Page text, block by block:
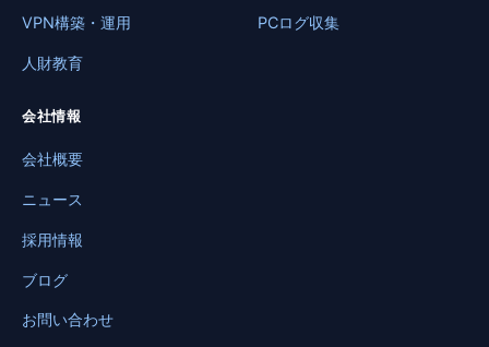
VPN構築・運用
人財教育
PCログ収集
会社情報
会社概要
ニュース
採用情報
ブログ
お問い合わせ